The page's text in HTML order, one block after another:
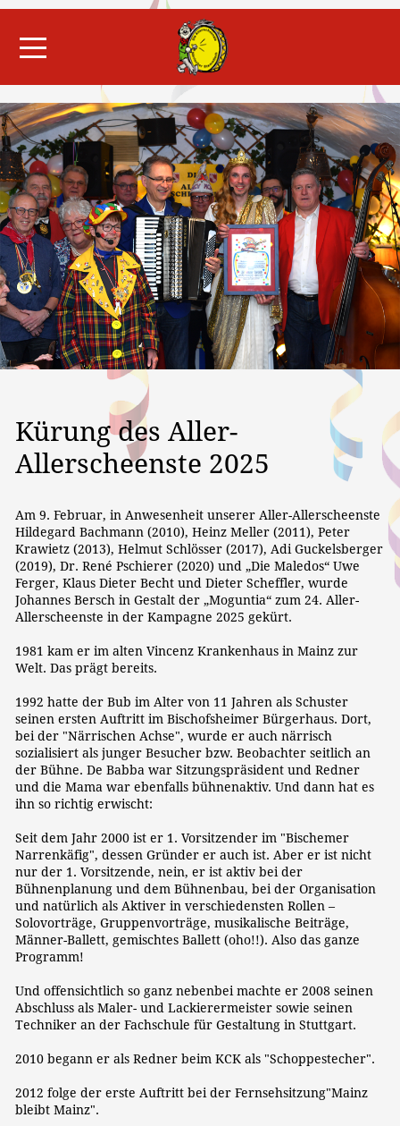
Mobile Menu Toggle
Kürung des Aller-
Allerscheenste 2025
Am 9. Februar, in Anwesenheit unserer Aller-Allerscheenste
Hildegard Bachmann (2010), Heinz Meller (2011), Peter
Krawietz (2013), Helmut Schlösser (2017), Adi Guckelsberger
(2019), Dr. René Pschierer (2020) und „Die Maledos“ Uwe
Ferger, Klaus Dieter Becht und Dieter Scheffler, wurde
Johannes Bersch in Gestalt der „Moguntia“ zum 24. Aller-
Allerscheenste in der Kampagne 2025 gekürt.
1981 kam er im alten Vincenz Krankenhaus in Mainz zur
Welt. Das prägt bereits.
1992 hatte der Bub im Alter von 11 Jahren als Schuster
seinen ersten Auftritt im Bischofsheimer Bürgerhaus. Dort,
bei der "Närrischen Achse", wurde er auch närrisch
sozialisiert als junger Besucher bzw. Beobachter seitlich an
der Bühne. De Babba war Sitzungspräsident und Redner
und die Mama war ebenfalls bühnenaktiv. Und dann hat es
ihn so richtig erwischt:
Seit dem Jahr 2000 ist er 1. Vorsitzender im "Bischemer
Narrenkäfig", dessen Gründer er auch ist. Aber er ist nicht
nur der 1. Vorsitzende, nein, er ist aktiv bei der
Bühnenplanung und dem Bühnenbau, bei der Organisation
und natürlich als Aktiver in verschiedensten Rollen –
Solovorträge, Gruppenvorträge, musikalische Beiträge,
Männer-Ballett, gemischtes Ballett (oho!!). Also das ganze
Programm!
Und offensichtlich so ganz nebenbei machte er 2008 seinen
Abschluss als Maler- und Lackierermeister sowie seinen
Techniker an der Fachschule für Gestaltung in Stuttgart.
2010 begann er als Redner beim KCK als "Schoppestecher".
2012 folge der erste Auftritt bei der Fernsehsitzung"Mainz
bleibt Mainz".